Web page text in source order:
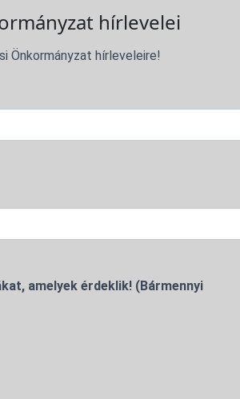
hírlevelei
Önkormányzat hírleveleire!
amelyek érdeklik! (Bármennyi